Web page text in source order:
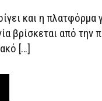
και η πλατφόρμα
βρίσκεται από την
[…]